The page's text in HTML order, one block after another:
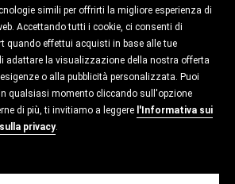
simili per offrirti la migliore esperienza di
Accettando tutti i cookie, ci consenti di
quando effettui acquisti in base alle tue
adattare la visualizzazione della nostra offerta
o alla pubblicità personalizzata. Puoi
qualsiasi momento cliccando sull'opzione
di più, ti invitiamo a leggere l'Informativa sui
privacy.